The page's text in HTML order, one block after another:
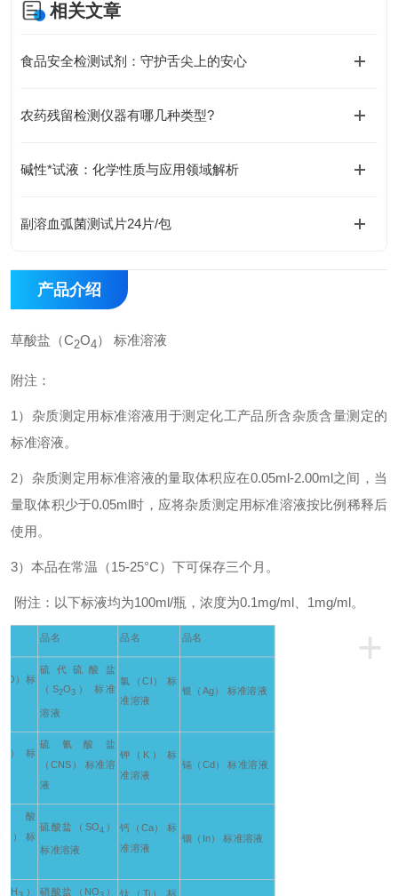
相关文章
食品安全检测试剂：守护舌尖上的安心
农药残留检测仪器有哪几种类型?
碱性*试液：化学性质与应用领域解析
副溶血弧菌测试片24片/包
产品介绍
草酸盐（C2O4） 标准溶液
附注：
1 ）杂质测定用标准溶液用于测定化工产品所含杂质含量测定的
标准溶液。
2）杂质测定用标准溶液的量取体积应在0.05ml-2.00ml之间，当
量取体积少于0.05ml时，应将杂质测定用标准溶液按比例稀释后
使用。
3）本品在常温（15-25°C）下可保存三个月。
附注：以下标液均为100ml/瓶，浓度为0.1mg/ml、1mg/ml。
+
品名 品名 品名
）标
硫代硫酸盐
（S2O3 ） 标准
溶液
氯（Cl） 标
准溶液
银（Ag） 标准溶液
） 标
硫氰酸盐
（CNS） 标准溶
液
钾（K） 标
准溶液
镉（Cd） 标准溶液
） 标
硫酸盐（SO4 ）
标准溶液
钙（Ca） 标
准溶液
铟（In） 标准溶液
） 硝酸盐（NO ） 钛（Ti） 标